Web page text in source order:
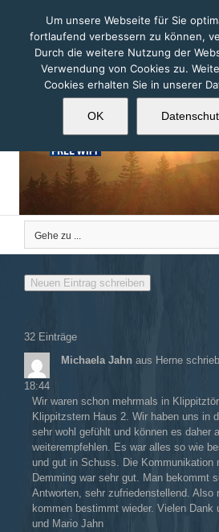
springen
Gehe zu ...
32 Einträge
Michaela Jahn aus Herne
18:44
Wir waren schon mehrmals in
Klippitzstern Haus 2. Wir haben uns in
sehr wohl gefühlt und können es daher
weiterempfehlen. Es war alles so wie
und gut in Schuss. Die Kommunikation
Demming war sehr gut. Man bekommt
Antworten, sehr zufriedenstellend. Also
kommen bestimmt wieder. Vielen Dank
und Mario Jahn
Um unsere Webseite für Sie
fortlaufend verbessern zu können,
Durch die weitere Nutzung der
Verwendung von Cookies zu.
Cookies erhalten Sie in unserer
OK